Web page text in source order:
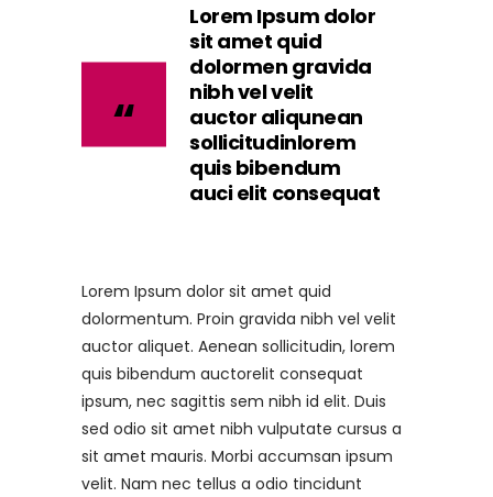
Lorem Ipsum dolor
sit amet quid
dolormen gravida
nibh vel velit
auctor aliqunean
sollicitudinlorem
quis bibendum
auci elit consequat
Lorem Ipsum dolor sit amet quid
dolormentum. Proin gravida nibh vel velit
auctor aliquet. Aenean sollicitudin, lorem
quis bibendum auctorelit consequat
ipsum, nec sagittis sem nibh id elit. Duis
sed odio sit amet nibh vulputate cursus a
sit amet mauris. Morbi accumsan ipsum
velit. Nam nec tellus a odio tincidunt